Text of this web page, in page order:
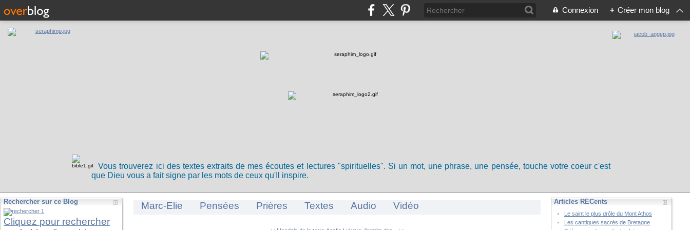
Connexion + Créer mon blog
Vous trouverez ici des textes extraits de mes écoutes et lectures "spirituelles". Si un mot, une phrase, une pensée, touche votre coeur c'est
que Dieu vous a fait signe par les mots de ceux qu'Il inspire.
Rechercher sur ce Blog
Cliquez pour rechercher
Marc-Elie Pensées Prières Textes Audio Vidéo Articles RÉCents
Le saint le plus drôle du Mont Athos
Les cantiques sacrés de Bretagne